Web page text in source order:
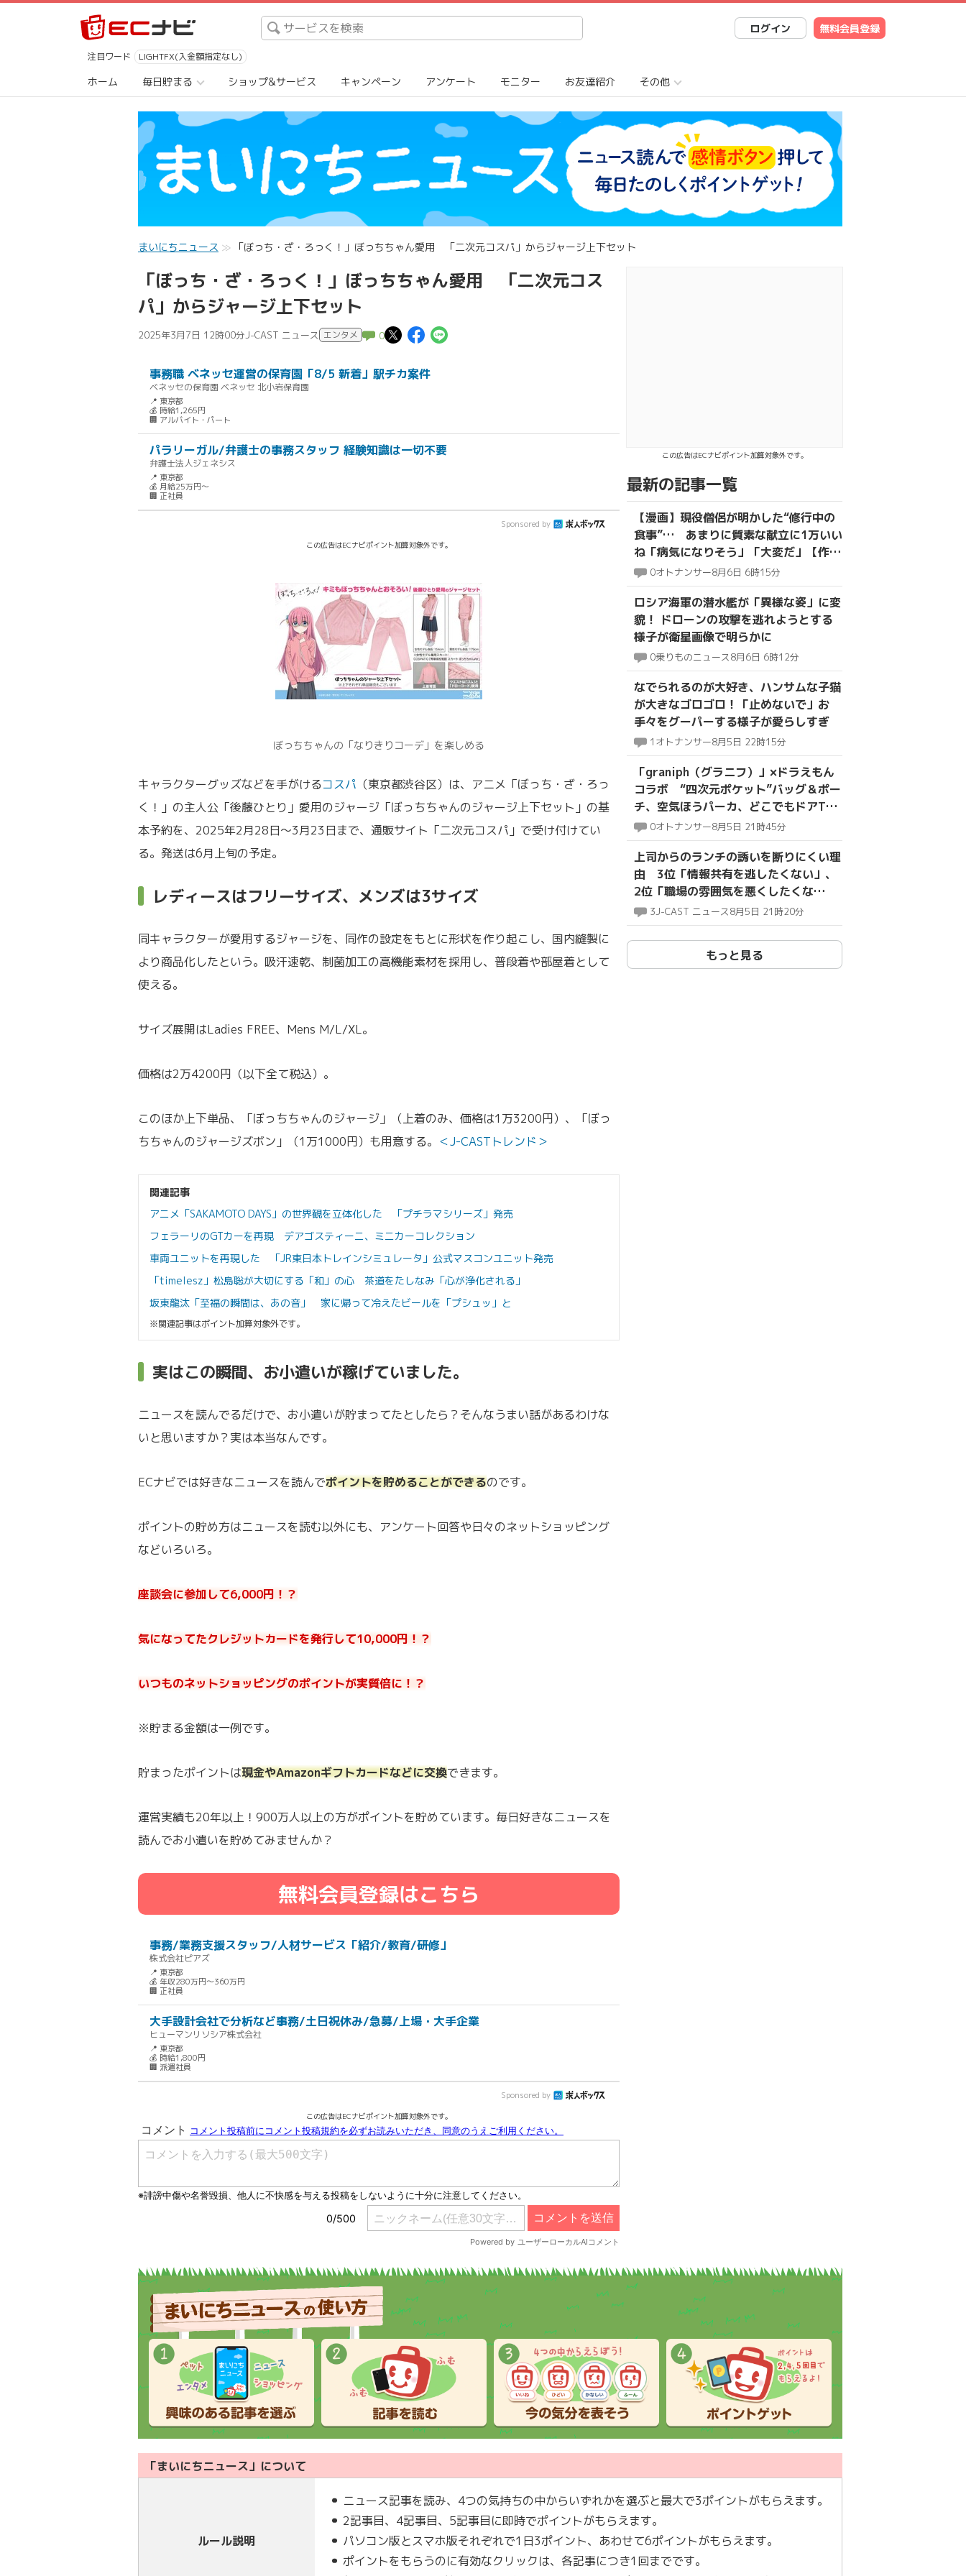
ログイン 無料会員登録
注目ワード LIGHTFX(入金額指定なし)
ホーム 毎日貯まる ショップ&サービス キャンペーン アンケート モニター お友達紹介 その他
まいにちニュース 「ぼっち・ざ・ろっく！」ぼっちちゃん愛用 「二次元コスパ」からジャージ上下セット
「ぼっち・ざ・ろっく！」ぼっちちゃん愛用 「二次元コス
パ」からジャージ上下セット
2025年3月7日 12時00分 J-CAST ニュース エンタメ 0 この記事についてポスト
この記事についてFacebookでシェア
事務職 ベネッセ運営の保育園「8/5 新着」駅チカ案件
ベネッセの保育園 ベネッセ 北小岩保育園
📍 東京都
💰 時給1,265円
🏢 アルバイト・パート
パラリーガル/弁護士の事務スタッフ 経験知識は一切不要
弁護士法人ジェネシス
📍 東京都
💰 月給25万円～
🏢 正社員
Sponsored by
この広告はECナビポイント加算対象外です。
ぼっちちゃんの「なりきりコーデ」を楽しめる
キャラクターグッズなどを手がけるコスパ （東京都渋谷区）は、アニメ「ぼっち・ざ・ろっ
く！」の主人公「後藤ひとり」愛用のジャージ「ぼっちちゃんのジャージ上下セット」の基
本予約を、2025年2月28日～3月23日まで、通販サイト「二次元コスパ」で受け付けてい
る。発送は6月上旬の予定。
レディースはフリーサイズ、メンズは3サイズ
同キャラクターが愛用するジャージを、同作の設定をもとに形状を作り起こし、国内縫製に
より商品化したという。吸汗速乾、制菌加工の高機能素材を採用し、普段着や部屋着として
使える。
サイズ展開はLadies FREE、Mens M/L/XL。
価格は2万4200円（以下全て税込）。
このほか上下単品、「ぼっちちゃんのジャージ」（上着のみ、価格は1万3200円）、「ぼっ
ちちゃんのジャージズボン」（1万1000円）も用意する。 ＜J-CASTトレンド＞
関連記事
アニメ「SAKAMOTO DAYS」の世界観を立体化した 「プチラマシリーズ」発売
フェラーリのGTカーを再現 デアゴスティーニ、ミニカーコレクション
車両ユニットを再現した 「JR東日本トレインシミュレータ」公式マスコンユニット発売
「timelesz」松島聡が大切にする「和」の心 茶道をたしなみ「心が浄化される」
坂東龍汰「至福の瞬間は、あの音」 家に帰って冷えたビールを「プシュッ」と
※関連記事はポイント加算対象外です。
実はこの瞬間、お小遣いが稼げていました。
ニュースを読んでるだけで、お小遣いが貯まってたとしたら？そんなうまい話があるわけな
いと思いますか？実は本当なんです。
ECナビでは好きなニュースを読んでポイントを貯めることができるのです。
ポイントの貯め方はニュースを読む以外にも、アンケート回答や日々のネットショッピング
などいろいろ。
座談会に参加して6,000円！？
気になってたクレジットカードを発行して10,000円！？
いつものネットショッピングのポイントが実質倍に！？
※貯まる金額は一例です。
貯まったポイントは現金やAmazonギフトカードなどに交換できます。
運営実績も20年以上！900万人以上の方がポイントを貯めています。毎日好きなニュースを
読んでお小遣いを貯めてみませんか？
無料会員登録はこちら
事務/業務支援スタッフ/人材サービス「紹介/教育/研修」
株式会社ピアズ
📍 東京都
💰 年収280万円～360万円
🏢 正社員
大手設計会社で分析など事務/土日祝休み/急募/上場・大手企業
ヒューマンリソシア株式会社
📍 東京都
💰 時給1,800円
🏢 派遣社員
Sponsored by
この広告はECナビポイント加算対象外です。
この広告はECナビポイント加算対象外です。
最新の記事一覧
【漫画】現役僧侶が明かした“修行中の
食事”… あまりに質素な献立に1万いい
ね「病気になりそう」「大変だ」【作者
取材】
0オトナンサー8月6日 6時15分
ロシア海軍の潜水艦が「異様な姿」に変
貌！ ドローンの攻撃を逃れようとする
様子が衛星画像で明らかに
0乗りものニュース8月6日 6時12分
なでられるのが大好き、ハンサムな子猫
が大きなゴロゴロ！「止めないで」お
手々をグーパーする様子が愛らしすぎ
1 オトナンサー8月5日 22時15分
「graniph（グラニフ）」×ドラえもん
コラボ “四次元ポケット”バッグ＆ポー
チ、空気ほうパーカ、どこでもドアTシ
ャツ…全20種
0オトナンサー8月5日 21時45分
上司からのランチの誘いを断りにくい理
由 3位「情報共有を逃したくない」、
2位「職場の雰囲気を悪くしたくな
い」、1位は？
3J-CAST ニュース8月5日 21時20分
もっと見る
「まいにちニュース」について
ルール説明
ニュース記事を読み、4つの気持ちの中からいずれかを選ぶと最大で3ポイントがもらえます。
2記事目、4記事目、5記事目に即時でポイントがもらえます。
パソコン版とスマホ版それぞれで1日3ポイント、あわせて6ポイントがもらえます。
ポイントをもらうのに有効なクリックは、各記事につき1回までです。